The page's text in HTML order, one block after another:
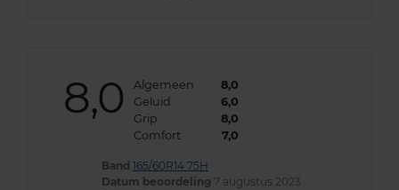
8,0 Algemeen
8,0
Geluid
6,0
Grip
8,0
Comfort
7,0
Band 165/60R14 75H
Datum beoordeling 7 augustus 2023